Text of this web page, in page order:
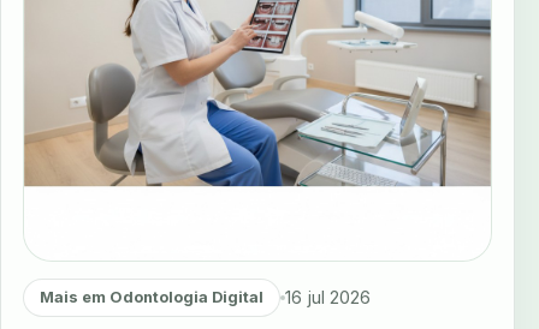
Mais em Odontologia Digital 16 jul 2026